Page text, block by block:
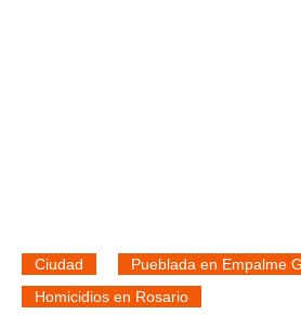
Ciudad
Pueblada en Empalme
Homicidios en Rosario